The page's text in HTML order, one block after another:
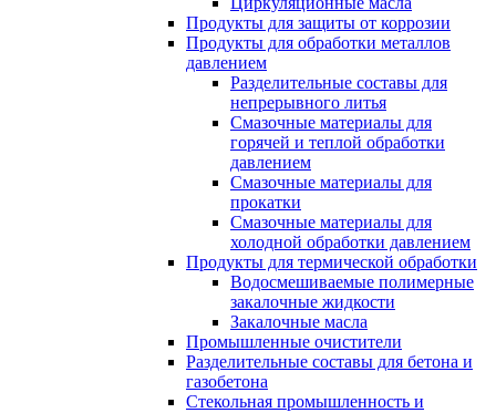
Продукты для защиты от коррозии
Продукты для обработки металлов
давлением
Разделительные составы для
непрерывного литья
Смазочные материалы для
горячей и теплой обработки
давлением
Смазочные материалы для
прокатки
Смазочные материалы для
холодной обработки давлением
Продукты для термической обработки
Водосмешиваемые полимерные
закалочные жидкости
Закалочные масла
Промышленные очистители
Разделительные составы для бетона и
газобетона
Стекольная промышленность и